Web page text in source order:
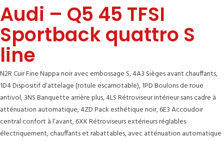
Audi – Q5 45 TFSI
Sportback quattro S
line
N2R Cuir Fine Nappa noir avec embossage S, 4A3 Sièges avant chauffants,
1D4 Dispositif d’attelage (rotule escamotable), 1PD Boulons de roue
antivol, 3NS Banquette arrière plus, 4LS Rétroviseur intérieur sans cadre à
atténuation automatique, 4ZD Pack esthétique noir, 6E3 Accoudoir
central confort à l’avant, 6XK Rétroviseurs extérieurs réglables
électriquement, chauffants et rabattables, avec atténuation automatique